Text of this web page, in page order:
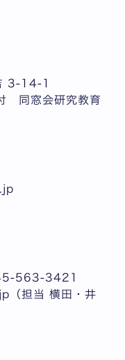
3-14-1
同窓会研究教育
563-3421
担当 横田・井